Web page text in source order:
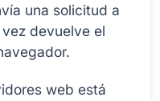
una solicitud a
devuelve el
web está